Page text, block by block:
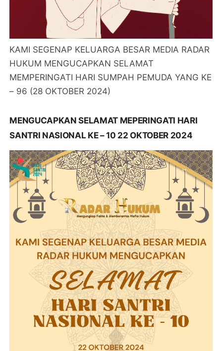
KAMI SEGENAP KELUARGA BESAR MEDIA RADAR
HUKUM MENGUCAPKAN SELAMAT
MEMPERINGATI HARI SUMPAH PEMUDA YANG KE
– 96 (28 OKTOBER 2024)
MENGUCAPKAN SELAMAT MEPERINGATI HARI
SANTRI NASIONAL KE – 10 22 OKTOBER 2024